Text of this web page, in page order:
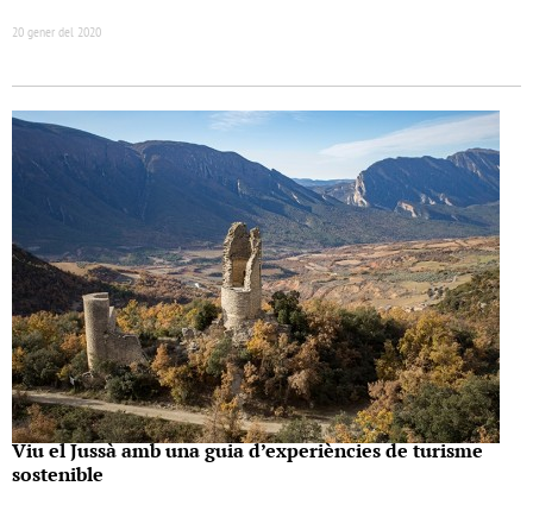
20 gener del 2020
Viu el Jussà amb una guia d’experiències de turisme
sostenible